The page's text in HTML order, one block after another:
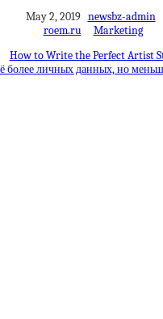
May 2, 2019 newsbz-admin
roem.ru
Marketing
How to Write the Perfect Artist
личных данных, но